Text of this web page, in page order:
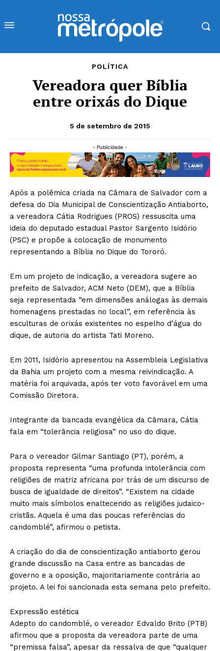
POLÍTICA
Vereadora quer Bíblia
entre orixás do Dique
5 de setembro de 2015
- Publicidade -
Após a polêmica criada na Câmara de Salvador com a
defesa do Dia Municipal de Conscientização Antiaborto,
a vereadora Cátia Rodrigues (PROS) ressuscita uma
ideia do deputado estadual Pastor Sargento Isidório
(PSC) e propõe a colocação de monumento
representando a Bíblia no Dique do Tororó.
Em um projeto de indicação, a vereadora sugere ao
prefeito de Salvador, ACM Neto (DEM), que a Bíblia
seja representada “em dimensões análogas às demais
homenagens prestadas no local”, em referência às
esculturas de orixás existentes no espelho d’água do
dique, de autoria do artista Tati Moreno.
Em 2011, Isidório apresentou na Assembleia Legislativa
da Bahia um projeto com a mesma reivindicação. A
matéria foi arquivada, após ter voto favorável em uma
Comissão Diretora.
Integrante da bancada evangélica da Câmara, Cátia
fala em “tolerância religiosa” no uso do dique.
Para o vereador Gilmar Santiago (PT), porém, a
proposta representa “uma profunda intolerância com
religiões de matriz africana por trás de um discurso de
busca de igualdade de direitos”. “Existem na cidade
muito mais símbolos enaltecendo as religiões judaico-
cristãs. Aquela é uma das poucas referências do
candomblé”, afirmou o petista.
A criação do dia de conscientização antiaborto gerou
grande discussão na Casa entre as bancadas de
governo e a oposição, majoritariamente contrária ao
projeto. A lei foi sancionada esta semana pelo prefeito.
Expressão estética
Adepto do candomblé, o vereador Edvaldo Brito (PTB)
afirmou que a proposta da vereadora parte de uma
“premissa falsa”, apesar da ressalva de que “qualquer